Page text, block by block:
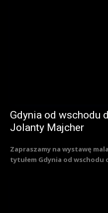
Gdynia od wschodu
Jolanty Majcher
Zapraszamy na wystawę
tytułem Gdynia od wschodu